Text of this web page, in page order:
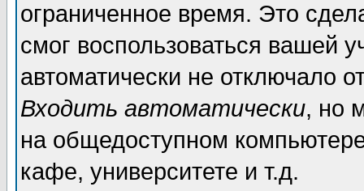
ограниченное время. Это
смог воспользоваться вашей
автоматически не отключало
Входить автоматически, но
на общедоступном
кафе, университете и т.д.